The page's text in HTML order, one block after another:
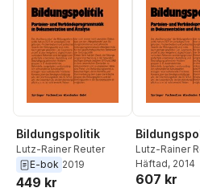
Bildungspolitik
Lutz-Rainer Reuter
E-bok 2019
449 kr
Lutz-Rainer
Häftad, 2014
607 kr